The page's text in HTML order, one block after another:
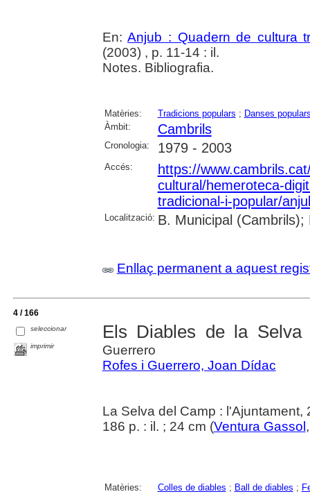
En:Anjub : Quadern de cultura
(2003) , p. 11-14 : il.
Notes. Bibliografia.
Matèries: Tradicions populars ; Danses
Àmbit:
Cambrils
Cronologia: 1979 - 2003
Accés:
https://
cultural/hemeroteca-
tradicional-i-popular/
Localització: B. Municipal
Enllaç permanent a aquest
4 / 166
seleccionar
imprimir
Els Diables de la Selva
Guerrero
Rofes i Guerrero, Joan Dídac
La Selva del Camp : l'Ajuntament,
186 p. : il. ; 24 cm (Ventura Gassol
Matèries: Colles de diables ; Ball de diables ;